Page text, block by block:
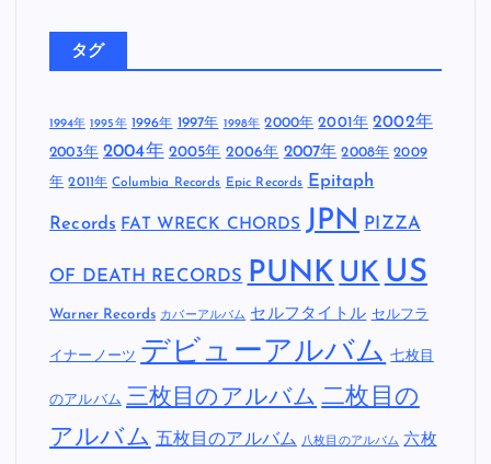
タグ
1994年 1995年 1996年 1997年 1998年 2000年 2001年 2002年
2003年 2004年 2005年 2006年 2007年 2008年 2009
年 2011年 Columbia Records Epic Records Epitaph
Records FAT WRECK CHORDS JPN PIZZA
OF DEATH RECORDS PUNK UK US
Warner Records カバーアルバム セルフタイトル セルフラ
イナーノーツ デビューアルバム 七枚目
のアルバム 三枚目のアルバム 二枚目の
アルバム 五枚目のアルバム 八枚目のアルバム 六枚